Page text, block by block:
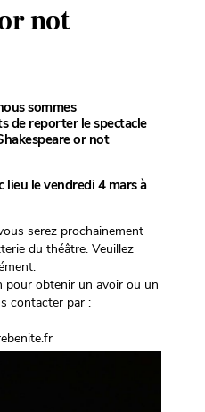
not
sommes
de reporter le spectacle
or not
lieu levendredi 4 mars à
serez prochainement
du théâtre. Veuillez
pour obtenir un avoir ou un
contacter par :